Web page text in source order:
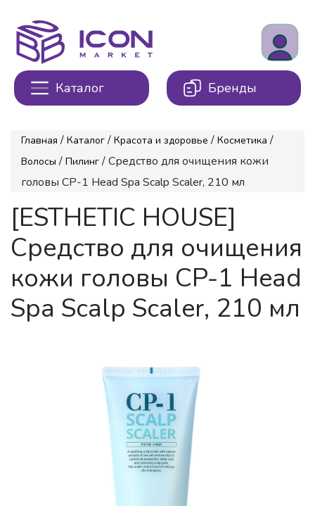
Каталог Бренды
Главная / Каталог / Красота и здоровье / Косметика /
Волосы / Пилинг / Средство для очищения кожи
головы CP-1 Head Spa Scalp Scaler, 210 мл
[ESTHETIC HOUSE]
Средство для очищения
кожи головы CP-1 Head
Spa Scalp Scaler, 210 мл